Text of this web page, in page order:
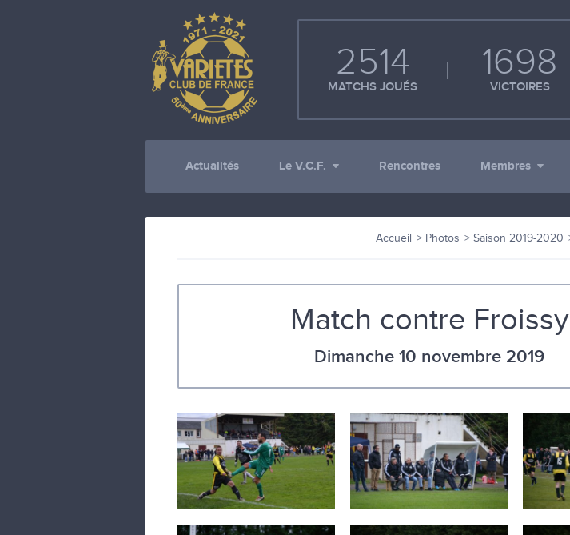
2514
MATCHS JOUÉS
1698
VICTOIRES
Actualités Le V.C.F. Rencontres Membres
Accueil Photos Saison 2019-2020
Match contre Froissy
Dimanche 10 novembre 2019